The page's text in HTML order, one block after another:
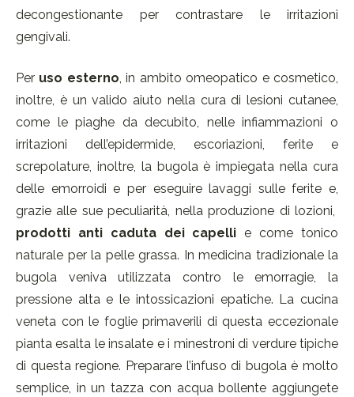
decongestionante per contrastare le irritazioni
gengivali.
Per uso esterno, in ambito omeopatico e cosmetico,
inoltre, è un valido aiuto nella cura di lesioni cutanee,
come le piaghe da decubito, nelle infiammazioni o
irritazioni dell’epidermide, escoriazioni, ferite e
screpolature, inoltre, la bugola è impiegata nella cura
delle emorroidi e per eseguire lavaggi sulle ferite e,
grazie alle sue peculiarità, nella produzione di lozioni,
prodotti anti caduta dei capelli e come tonico
naturale per la pelle grassa. In medicina tradizionale la
bugola veniva utilizzata contro le emorragie, la
pressione alta e le intossicazioni epatiche. La cucina
veneta con le foglie primaverili di questa eccezionale
pianta esalta le insalate e i minestroni di verdure tipiche
di questa regione. Preparare l’infuso di bugola è molto
semplice, in un tazza con acqua bollente aggiungete